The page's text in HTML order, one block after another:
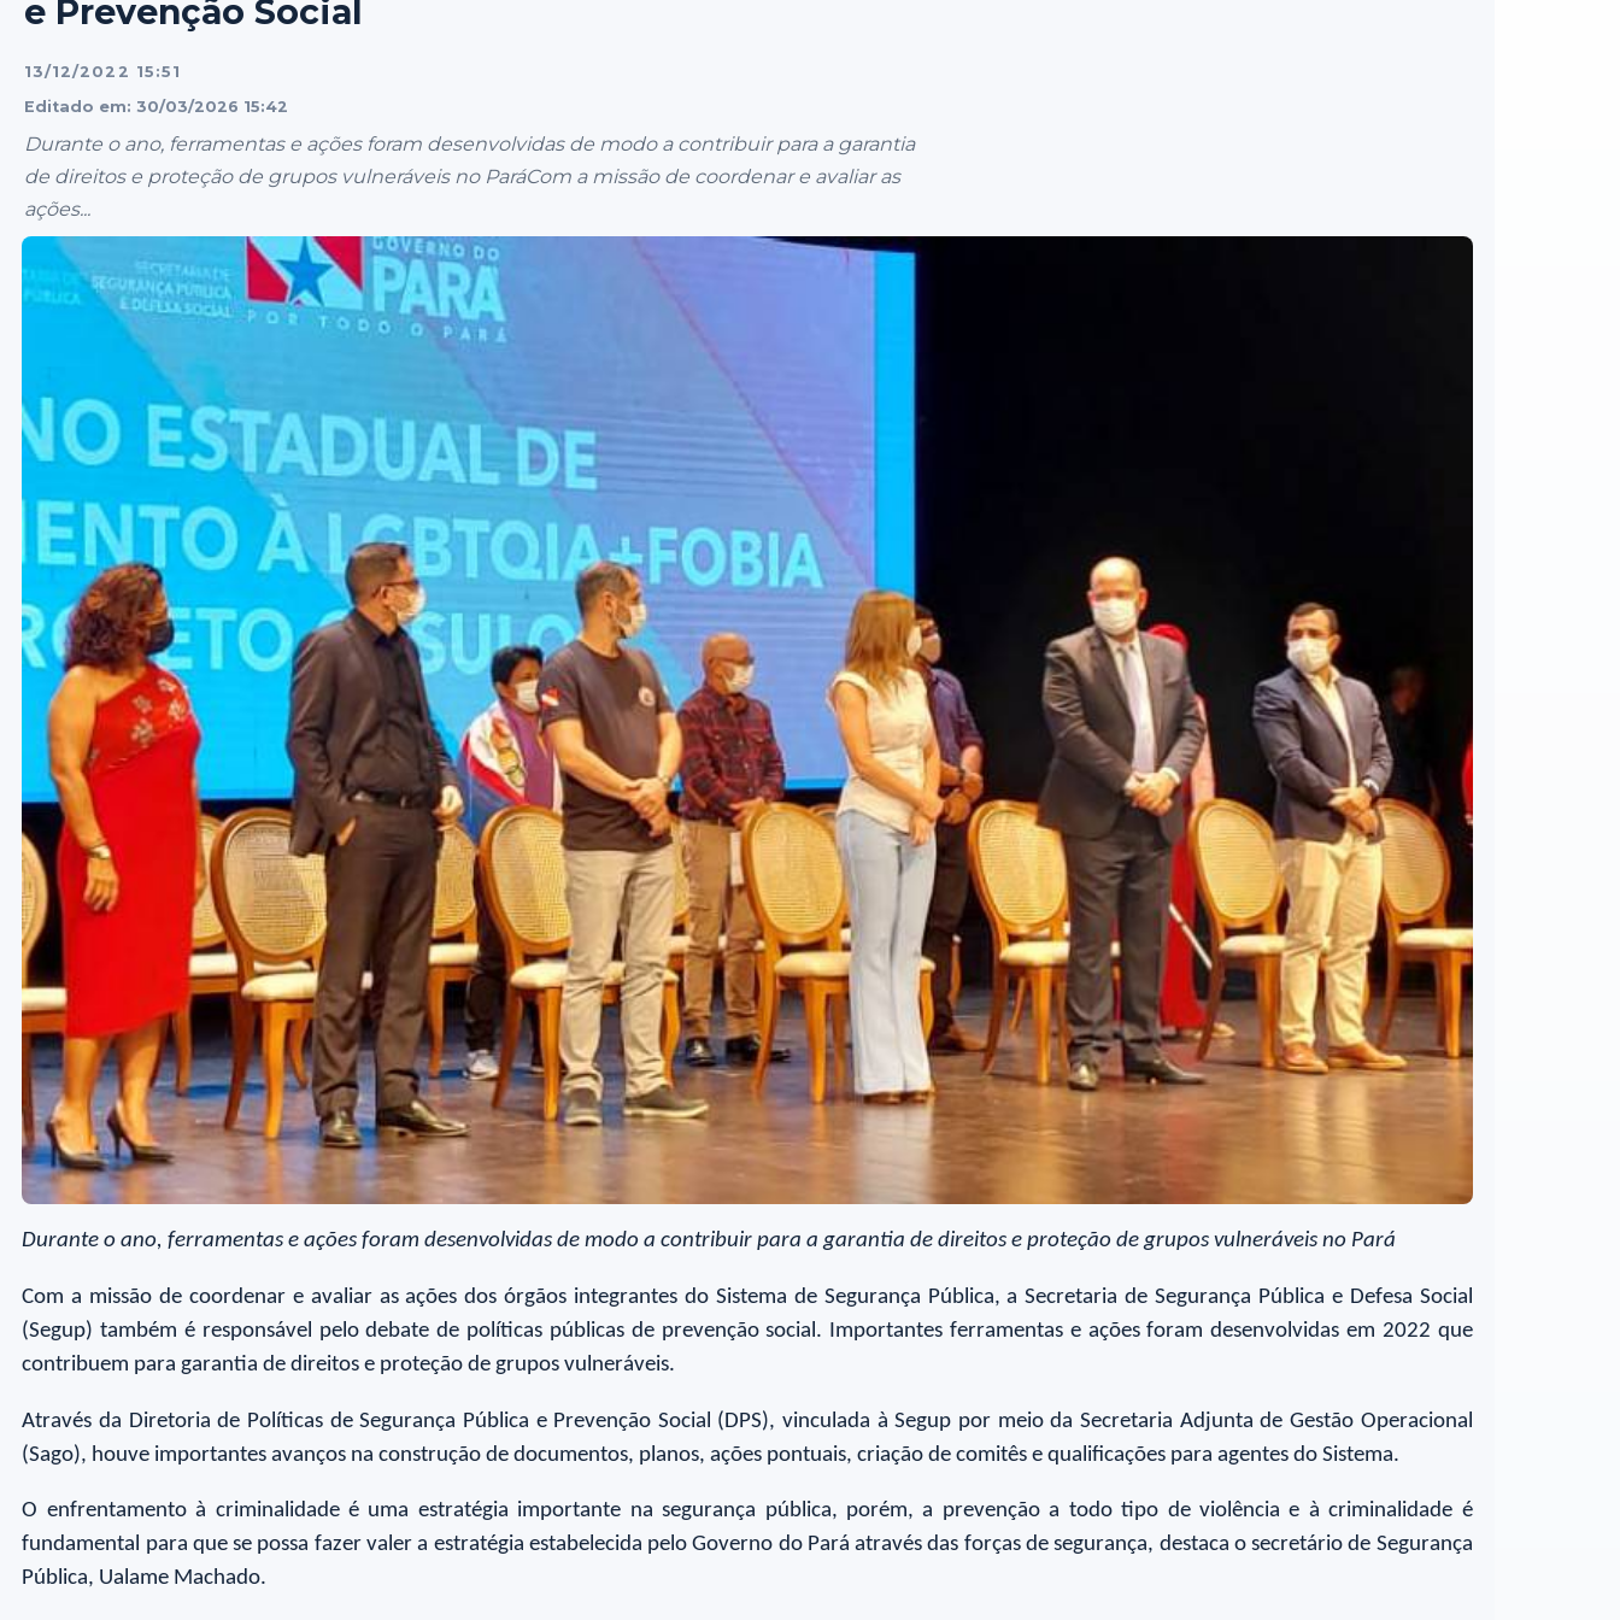
e Prevenção Social
13/12/2022 15:51
Editado em: 30/03/2026 15:42
Durante o ano, ferramentas e ações foram desenvolvidas de modo a contribuir para a garantia
de direitos e proteção de grupos vulneráveis no ParáCom a missão de coordenar e avaliar as
ações...
Durante o ano, ferramentas e ações foram desenvolvidas de modo a contribuir para a garantia de direitos e proteção de grupos vulneráveis no Pará
Com a missão de coordenar e avaliar as ações dos órgãos integrantes do Sistema de Segurança Pública, a Secretaria de Segurança Pública e Defesa Social
(Segup) também é responsável pelo debate de políticas públicas de prevenção social. Importantes ferramentas e ações foram desenvolvidas em 2022 que
contribuem para garantia de direitos e proteção de grupos vulneráveis.
Através da Diretoria de Políticas de Segurança Pública e Prevenção Social (DPS), vinculada à Segup por meio da Secretaria Adjunta de Gestão Operacional
(Sago), houve importantes avanços na construção de documentos, planos, ações pontuais, criação de comitês e qualificações para agentes do Sistema.
O enfrentamento à criminalidade é uma estratégia importante na segurança pública, porém, a prevenção a todo tipo de violência e à criminalidade é
fundamental para que se possa fazer valer a estratégia estabelecida pelo Governo do Pará através das forças de segurança, destaca o secretário de Segurança
Pública, Ualame Machado.